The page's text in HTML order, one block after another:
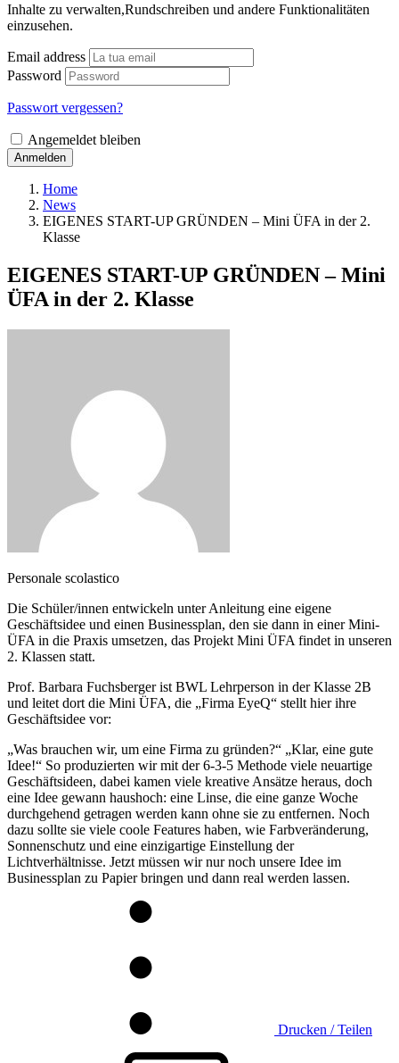
Inhalte zu verwalten,Rundschreiben und andere Funktionalitäten
einzusehen.
Email address
Password
Passwort vergessen?
Angemeldet bleiben
Anmelden
Home
News
EIGENES START-UP GRÜNDEN – Mini ÜFA in der 2.
Klasse
EIGENES START-UP GRÜNDEN – Mini
ÜFA in der 2. Klasse
Personale scolastico
Die Schüler/innen entwickeln unter Anleitung eine eigene
Geschäftsidee und einen Businessplan, den sie dann in einer Mini-
ÜFA in die Praxis umsetzen, das Projekt Mini ÜFA findet in unseren
2. Klassen statt.
Prof. Barbara Fuchsberger ist BWL Lehrperson in der Klasse 2B
und leitet dort die Mini ÜFA, die „Firma EyeQ“ stellt hier ihre
Geschäftsidee vor:
„Was brauchen wir, um eine Firma zu gründen?“ „Klar, eine gute
Idee!“ So produzierten wir mit der 6-3-5 Methode viele neuartige
Geschäftsideen, dabei kamen viele kreative Ansätze heraus, doch
eine Idee gewann haushoch: eine Linse, die eine ganze Woche
durchgehend getragen werden kann ohne sie zu entfernen. Noch
dazu sollte sie viele coole Features haben, wie Farbveränderung,
Sonnenschutz und eine einzigartige Einstellung der
Lichtverhältnisse. Jetzt müssen wir nur noch unsere Idee im
Businessplan zu Papier bringen und dann real werden lassen.
Drucken / Teilen